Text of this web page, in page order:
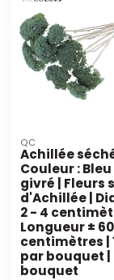
QC
Achillée
Couleur :
givré | Fleurs
d'Achillée |
2 - 4
Longueur ± 60
centimètres |
par bouquet |
bouquet